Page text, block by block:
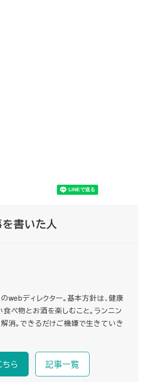
書いた人
webディレクター。基本方針は、健康
べ物とお酒を楽しむこと。ランニン
解消。できるだけご機嫌で生きていき
ら 記事一覧